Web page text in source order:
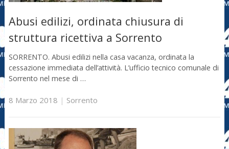
Abusi edilizi, ordinata chiusura di
struttura ricettiva a Sorrento
SORRENTO. Abusi edilizi nella casa vacanza, ordinata la
cessazione immediata dell’attività. L’ufficio tecnico comunale di
Sorrento nel mese di …
8 Marzo 2018 | Sorrento